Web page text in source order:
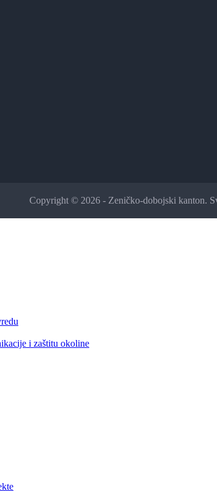
Copyright © 2026 - Zeničko-dobojski kanton.
i zaštitu okoline